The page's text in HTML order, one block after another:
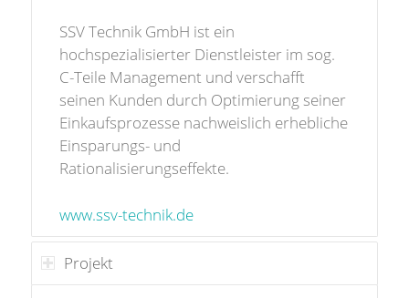
SSV Technik GmbH ist ein
hochspezialisierter Dienstleister im sog.
C-Teile Management und verschafft
seinen Kunden durch Optimierung seiner
Einkaufsprozesse nachweislich erhebliche
Einsparungs- und
Rationalisierungseffekte.
www.ssv-technik.de
Projekt